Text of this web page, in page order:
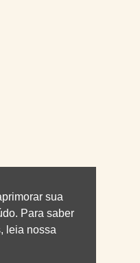
sua
Para saber
leia nossa